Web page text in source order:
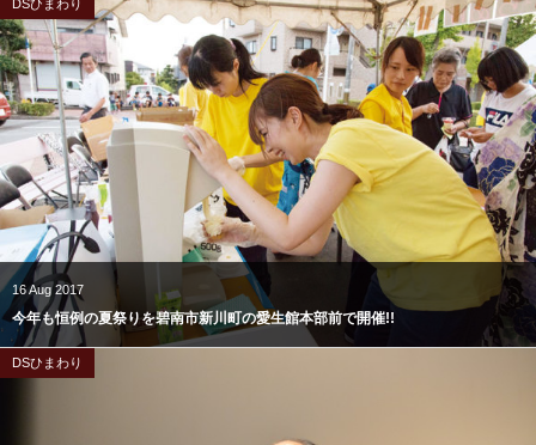
DSひまわり
16Aug 2017
今年も恒例の夏祭りを碧南市新川町の愛生館本部前で開催!!
DSひまわり